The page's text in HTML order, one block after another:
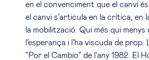
en el convenciment que el canvi
el canvi s’articula en la crítica, en
la mobilització. Qui més qui menys
l’esperança i l’ha viscuda de prop.
“Por el Cambio” de l’any 1982. El